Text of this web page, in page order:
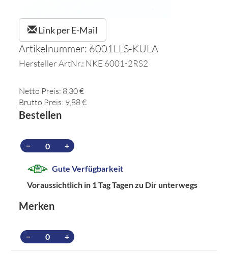
Link per E-Mail
Artikelnummer: 6001LLS-KULA
Hersteller ArtNr.: NKE 6001-2RS2
Netto Preis: 8,30 €
Brutto Preis: 9,88 €
Bestellen
− +
Gute Verfügbarkeit
Voraussichtlich in 1 Tag Tagen zu Dir unterwegs
Merken
− +